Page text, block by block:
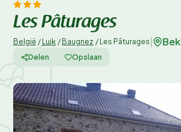
Les Pâturages
België / Luik / Baugnez / Les Pâturages
Delen Opslaan